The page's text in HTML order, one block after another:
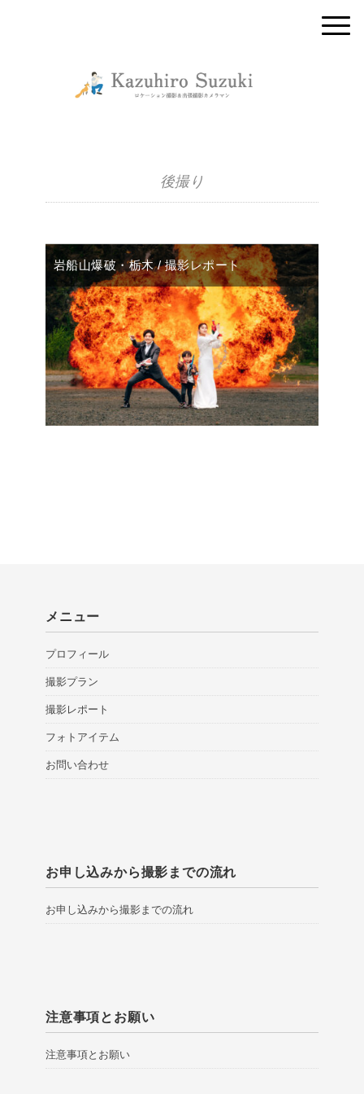
後撮り
岩船山爆破・栃木 / 撮影レポート
メニュー
プロフィール
撮影プラン
撮影レポート
フォトアイテム
お問い合わせ
お申し込みから撮影までの流れ
お申し込みから撮影までの流れ
注意事項とお願い
注意事項とお願い